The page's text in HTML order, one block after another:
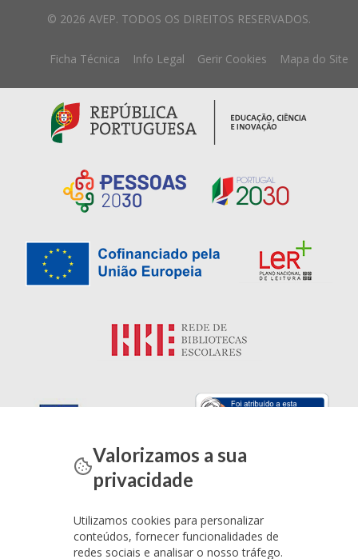
© 2026 AVEP. TODOS OS DIREITOS RESERVADOS.
Ficha Técnica Info Legal Gerir Cookies Mapa do Site
Valorizamos a sua
privacidade
Utilizamos cookies para personalizar
conteúdos, fornecer funcionalidades de
redes sociais e analisar o nosso tráfego.